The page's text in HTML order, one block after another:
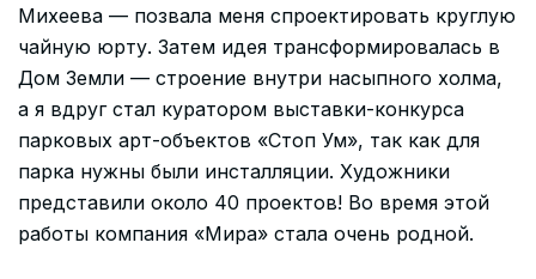
Михеева — позвала меня спроектировать круглую
чайную юрту. Затем идея трансформировалась в
Дом Земли — строение внутри насыпного холма,
а я вдруг стал куратором выставки-конкурса
парковых арт-объектов «Стоп Ум», так как для
парка нужны были инсталляции. Художники
представили около 40 проектов! Во время этой
работы компания «Мира» стала очень родной.